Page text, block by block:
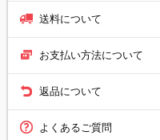
送料について
お支払い方法について
返品について
よくあるご質問